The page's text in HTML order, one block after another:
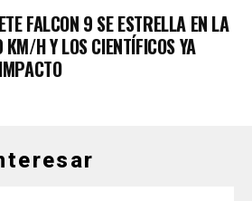
FALCON 9 SE ESTRELLA EN LA
H Y LOS CIENTÍFICOS YA